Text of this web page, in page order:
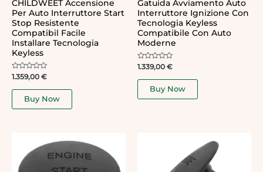
CHILDWEET Accensione
Per Auto Interruttore Start
Stop Resistente
Compatibil Facile
Installare Tecnologia
Keyless
Rated
out
1.359,00 €
Buy Now
Gatuida Avviamento Auto
Interruttore Ignizione Con
Tecnologia Keyless
Compatibile Con Auto
Moderne
Rated
out
1.339,00 €
Buy Now